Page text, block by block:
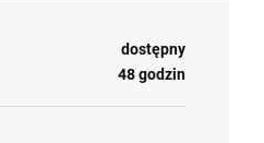
dostępny
48 godzin